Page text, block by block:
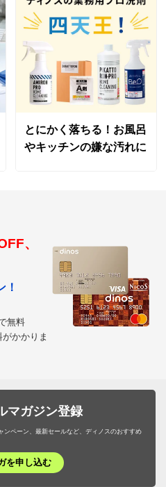
とにかく落ちる！お風呂
やキッチンの嫌な汚れに
、
！
無料
かかりま
マガジン登録
ンペーン、最新セールなど、ディノスのおすすめ
を申し込む